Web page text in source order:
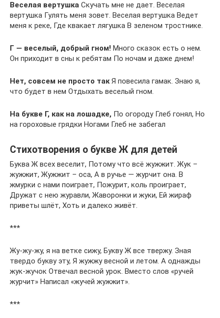
Веселая вертушка Скучать мне не дает. Веселая
вертушка Гулять меня зовет. Веселая вертушка Ведет
меня к реке, Где квакает лягушка В зеленом тростнике.
Г — веселый, добрый гном! Много сказок есть о нем.
Он приходит в сны к ребятам По ночам и даже днем!
Нет, совсем не просто такЯ повесила гамак. Знаю я,
что будет в нем Отдыхать веселый гном.
На букве Г, как на лошадке, По огороду Глеб гонял, Но
на гороховые грядки Ногами Глеб не забегал
Стихотворения о букве Ж для детей
Буква Ж всех веселит, Потому что всё жужжит. Жук –
жужжит, Жужжит – оса, А в ручье — журчит она. В
жмурки с нами поиграет, Пожурит, коль проиграет,
Дружат с нею журавли, Жаворонки и жуки, Ей жираф
приветы шлёт, Хоть и далеко живёт.
***
Жу-жу-жу, я на ветке сижу, Букву Ж все твержу. Зная
твердо букву эту, Я жужжу весной и летом. А однажды
жук-жучок Отвечал весной урок. Вместо слов «ручей
журчит» Написал «жучей жужжит».
***